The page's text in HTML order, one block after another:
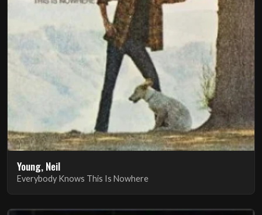
Young, Neil
Everybody Knows This Is Nowhere